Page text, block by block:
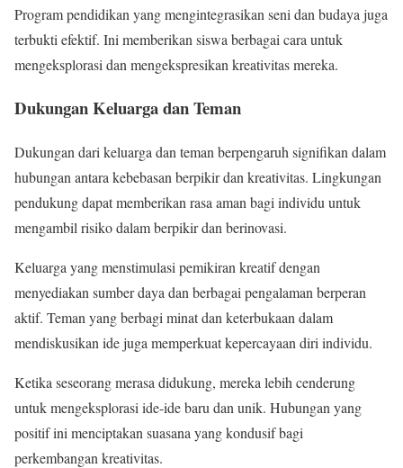
Program pendidikan yang mengintegrasikan seni dan budaya juga
terbukti efektif. Ini memberikan siswa berbagai cara untuk
mengeksplorasi dan mengekspresikan kreativitas mereka.
Dukungan Keluarga dan Teman
Dukungan dari keluarga dan teman berpengaruh signifikan dalam
hubungan antara kebebasan berpikir dan kreativitas. Lingkungan
pendukung dapat memberikan rasa aman bagi individu untuk
mengambil risiko dalam berpikir dan berinovasi.
Keluarga yang menstimulasi pemikiran kreatif dengan
menyediakan sumber daya dan berbagai pengalaman berperan
aktif. Teman yang berbagi minat dan keterbukaan dalam
mendiskusikan ide juga memperkuat kepercayaan diri individu.
Ketika seseorang merasa didukung, mereka lebih cenderung
untuk mengeksplorasi ide-ide baru dan unik. Hubungan yang
positif ini menciptakan suasana yang kondusif bagi
perkembangan kreativitas.